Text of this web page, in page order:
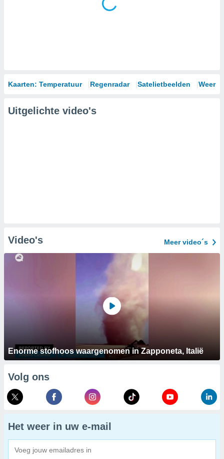
Kaarten: Temperatuur Regenradar Satelietbeelden
Uitgelichte video's
Video's Meer video´s
Enorme stofhoos waargenomen in Zapponeta, Italië
Volg ons
Het weer in uw e-mail